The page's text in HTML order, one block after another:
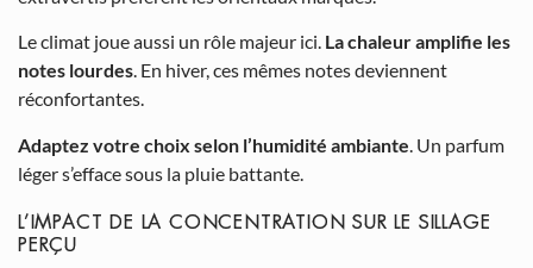
Le climat joue aussi un rôle majeur ici. La chaleur amplifie les
notes lourdes. En hiver, ces mêmes notes deviennent
réconfortantes.
Adaptez votre choix selon l’humidité ambiante. Un parfum
léger s’efface sous la pluie battante.
L’IMPACT DE LA CONCENTRATION SUR LE SILLAGE
PERÇU